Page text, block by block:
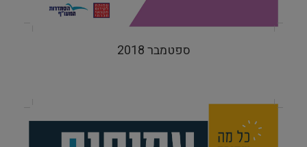
ספטמבר 2018